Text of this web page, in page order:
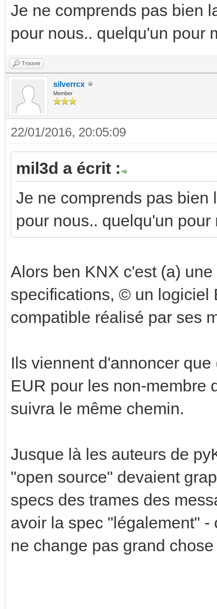
Je ne comprends pas bien
pour nous.. quelqu'un pour
Trouver
silverrcx
Member
22/01/2016, 20:05:09
mil3d a écrit :
Je ne comprends pas bien
pour nous.. quelqu'un pour
Alors ben KNX c'est (a)
specifications, © un logiciel
compatible réalisé par ses
Ils viennent d'annoncer
EUR pour les non-membre
suivra le même chemin.
Jusque là les auteurs de
"open source" devaient
specs des trames des
avoir la spec "légalement"
ne change pas grand